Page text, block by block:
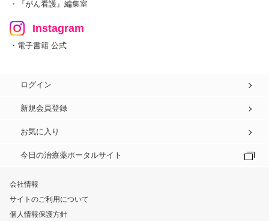
・『がん看護』編集室
Instagram
・電子書籍 公式
ログイン
新規会員登録
お気に入り
今日の治療薬ポータルサイト
会社情報
サイトのご利用について
個人情報保護方針